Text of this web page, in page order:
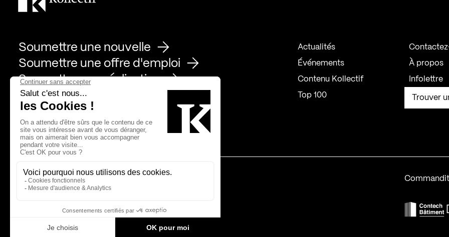
Soumettre une nouvelle
Soumettre une offre d'emploi
Soumettre une réalisation
Actualités
Événements
Contenu Kollectif
Top 100
À propos
Infolettre
Trouver
Page Facebook de Kollectif
Page Instagram de Kollectif
Page Linkedin de Kollectif
Partenaires
Bâtiment-Durable-Québec-1
Esquisses-1 MP-1